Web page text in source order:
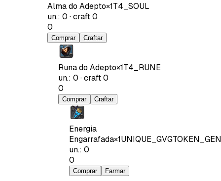
Alma do Adepto×1T4_SOUL
un.: 0 ·craft0
0
Comprar Craftar
Runa do Adepto×1T4_RUNE
un.: 0 ·craft0
0
Comprar Craftar
Energia
Engarrafada×1
un.: 0
0
Comprar Farmar